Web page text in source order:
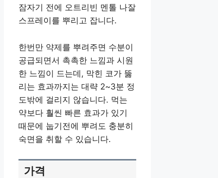
잠자기 전에 오트리빈 멘톨 나잘
스프레이를 뿌리고 잡니다.
한번만 약제를 뿌려주면 수분이
공급되면서 촉촉한 느낌과 시원
한 느낌이 드는데, 막힌 코가 뚫
리는 효과까지는 대략 2~3분 정
도밖에 걸리지 않습니다. 먹는
약보다 훨씬 빠른 효과가 있기
때문에 눕기전에 뿌려도 충분히
숙면을 취할 수 있습니다.
가격